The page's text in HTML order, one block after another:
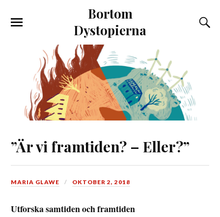
Bortom
Dystopierna
”Är vi framtiden? – Eller?”
MARIA GLAWE OKTOBER 2, 2018
Utforska samtiden och framtiden